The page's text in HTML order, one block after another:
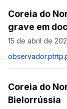
Coreia do
grave em
15 de abril de
observador.pt
Coreia do
Bielorrússia